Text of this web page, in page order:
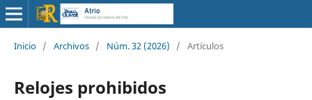
Inicio / Archivos / Núm. 32 (2026) / Artículos
Relojes prohibidos